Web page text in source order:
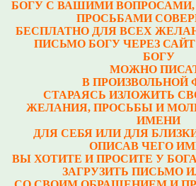
БОГУ С ВАШИМИ
ПРОСЬБАМИ
БЕСПЛАТНО ДЛЯ ВСЕХ
ПИСЬМО БОГУ ЧЕРЕЗ
БОГУ
МОЖНО
В ПРОИЗВОЛЬНОЙ
СТАРАЯСЬ ИЗЛОЖИТЬ
ЖЕЛАНИЯ, ПРОСЬБЫ И
ИМЕНИ
ДЛЯ СЕБЯ ИЛИ ДЛЯ
ОПИСАВ ЧЕГО
ВЫ ХОТИТЕ И ПРОСИТЕ У
ЗАГРУЗИТЬ ПИСЬМО